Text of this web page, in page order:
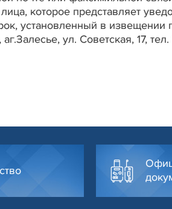
которое представляет
установленный в извещении
ул. Советская, 17,